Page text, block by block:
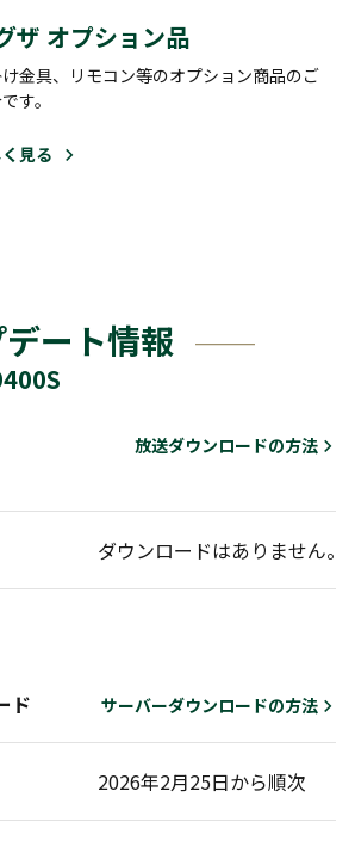
ザ オプション品
金具、リモコン等のオプション商品のご
す。
見る
ート情報
放送ダウンロードの方法
ダウンロードはありません。
ド サーバーダウンロードの方法
2026年2月25日から順次